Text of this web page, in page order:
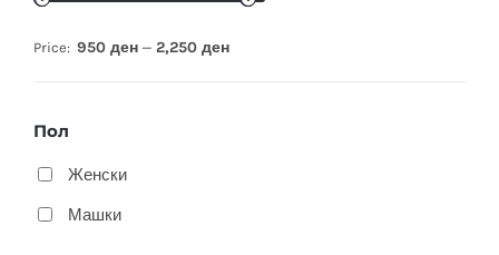
Price: 950 ден — 2,250 ден
Пол
Женски
Машки